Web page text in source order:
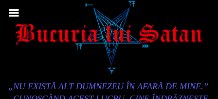
to
Content
„NU EXISTĂ ALT DUMNEZEU ÎN AFARĂ DE MINE.”